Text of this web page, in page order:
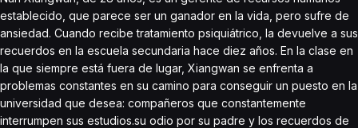
establecido, que parece ser un ganador en la vida, pero sufre de
ansiedad. Cuando recibe tratamiento psiquiátrico, la devuelve a sus
recuerdos en la escuela secundaria hace diez años. En la clase en
la que siempre está fuera de lugar, Xiangwan se enfrenta a
problemas constantes en su camino para conseguir un puesto en la
universidad que desea: compañeros que constantemente
interrumpen sus estudios.su odio por su padre y los recuerdos de